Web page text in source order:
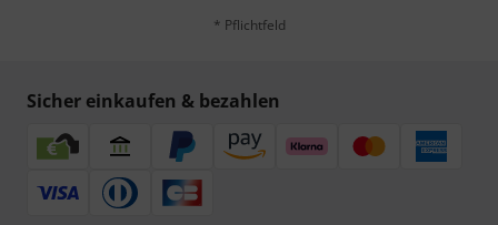
* Pflichtfeld
Sicher einkaufen & bezahlen